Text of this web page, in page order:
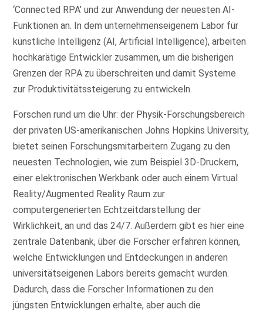
‘Connected RPA’ und zur Anwendung der neuesten AI-
Funktionen an. In dem unternehmenseigenem Labor für
künstliche Intelligenz (AI, Artificial Intelligence), arbeiten
hochkarätige Entwickler zusammen, um die bisherigen
Grenzen der RPA zu überschreiten und damit Systeme
zur Produktivitätssteigerung zu entwickeln.
Forschen rund um die Uhr: der Physik-Forschungsbereich
der privaten US-amerikanischen Johns Hopkins University,
bietet seinen Forschungsmitarbeitern Zugang zu den
neuesten Technologien, wie zum Beispiel 3D-Druckern,
einer elektronischen Werkbank oder auch einem Virtual
Reality/Augmented Reality Raum zur
computergenerierten Echtzeitdarstellung der
Wirklichkeit, an und das 24/7. Außerdem gibt es hier eine
zentrale Datenbank, über die Forscher erfahren können,
welche Entwicklungen und Entdeckungen in anderen
universitätseigenen Labors bereits gemacht wurden.
Dadurch, dass die Forscher Informationen zu den
jüngsten Entwicklungen erhalte, aber auch die